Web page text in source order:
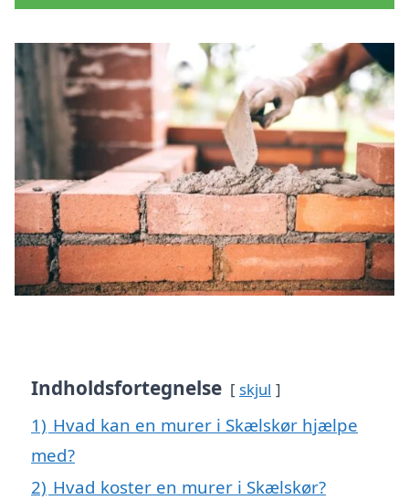
Indholdsfortegnelse skjul
1) Hvad kan en murer i Skælskør hjælpe
med?
2) Hvad koster en murer i Skælskør?